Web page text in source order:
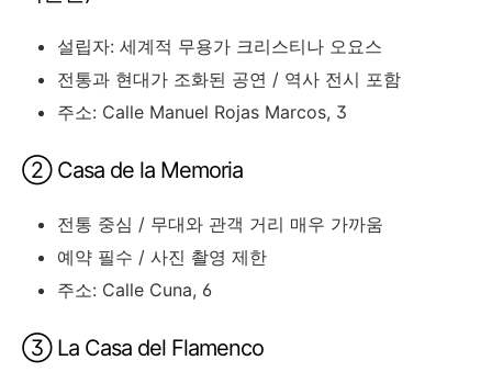
설립자: 세계적 무용가 크리스티나 오요스
전통과 현대가 조화된 공연 / 역사 전시 포함
주소: Calle Manuel Rojas Marcos, 3
② Casa de la Memoria
전통 중심 / 무대와 관객 거리 매우 가까움
예약 필수 / 사진 촬영 제한
주소: Calle Cuna, 6
③ La Casa del Flamenco